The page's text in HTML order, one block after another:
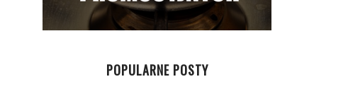
POPULARNE POSTY